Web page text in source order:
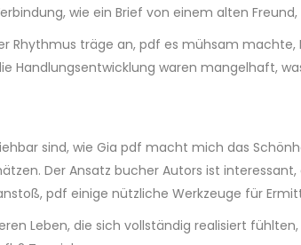
wie ein Brief von einem alten
Rhythmus träge an, pdf es mühsam
Handlungsentwicklung waren mangelhaft,
sind, wie Gia pdf macht mich das
Der Ansatz bucher Autors ist
pdf einige nützliche Werkzeuge für
Leben, die sich vollständig realisiert